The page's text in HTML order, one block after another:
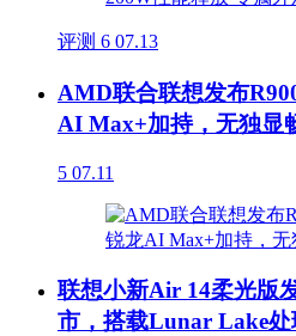
评测 6 07.13
AMD联合联想发布
AI Max+加持，无独显
5 07.11
联想小新Air 14柔光版
市，搭载Lunar Lake处